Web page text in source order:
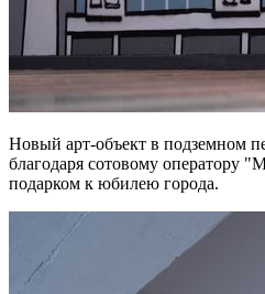
Новый арт-объект в подземном
благодаря сотовому оператору
подарком к юбилею города.